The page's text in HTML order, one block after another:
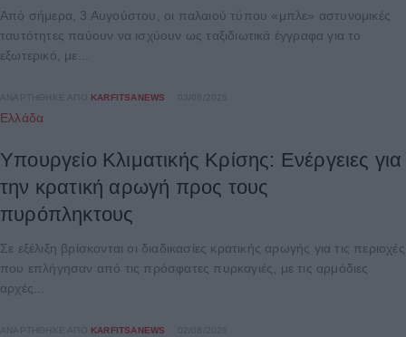
Από σήμερα, 3 Αυγούστου, οι παλαιού τύπου «μπλε» αστυνομικές
ταυτότητες παύουν να ισχύουν ως ταξιδιωτικά έγγραφα για το
εξωτερικό, με...
ΑΝΑΡΤΉΘΗΚΕ ΑΠΌ KARFITSANEWS
Ελλάδα
Υπουργείο Κλιματικής Κρίσης: Ενέργειες για
την κρατική αρωγή προς τους
πυρόπληκτους
Σε εξέλιξη βρίσκονται οι διαδικασίες κρατικής αρωγής για τις περιοχές
που επλήγησαν από τις πρόσφατες πυρκαγιές, με τις αρμόδιες
αρχές...
ΑΝΑΡΤΉΘΗΚΕ ΑΠΌ KARFITSANEWS